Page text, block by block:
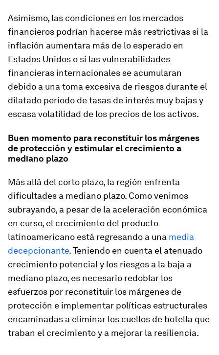
Asimismo, las condiciones en los mercados
financieros podrían hacerse más restrictivas si la
inflación aumentara más de lo esperado en
Estados Unidos o si las vulnerabilidades
financieras internacionales se acumularan
debido a una toma excesiva de riesgos durante el
dilatado período de tasas de interés muy bajas y
escasa volatilidad de los precios de los activos.
Buen momento para reconstituir los márgenes
de protección y estimular el crecimiento a
mediano plazo
Más allá del corto plazo, la región enfrenta
dificultades a mediano plazo. Como venimos
subrayando, a pesar de la aceleración económica
en curso, el crecimiento del producto
latinoamericano está regresando a una media
decepcionante. Teniendo en cuenta el atenuado
crecimiento potencial y los riesgos a la baja a
mediano plazo, es necesario redoblar los
esfuerzos por reconstituir los márgenes de
protección e implementar políticas estructurales
encaminadas a eliminar los cuellos de botella que
traban el crecimiento y a mejorar la resiliencia.